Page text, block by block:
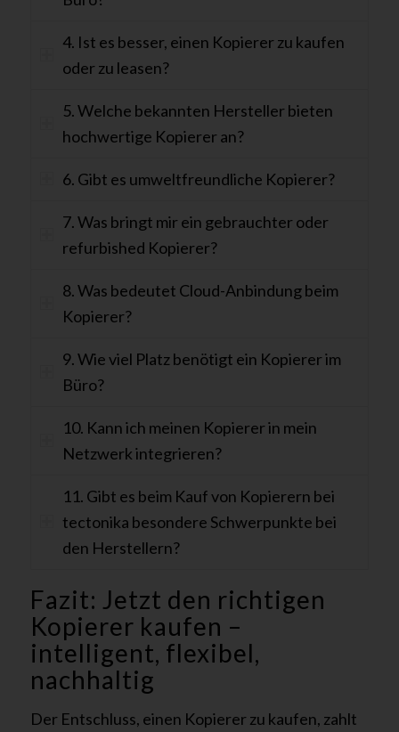
4. Ist es besser, einen Kopierer zu kaufen
oder zu leasen?
5. Welche bekannten Hersteller bieten
hochwertige Kopierer an?
6. Gibt es umweltfreundliche Kopierer?
7. Was bringt mir ein gebrauchter oder
refurbished Kopierer?
8. Was bedeutet Cloud-Anbindung beim
Kopierer?
9. Wie viel Platz benötigt ein Kopierer im
Büro?
10. Kann ich meinen Kopierer in mein
Netzwerk integrieren?
11. Gibt es beim Kauf von Kopierern bei
tectonika besondere Schwerpunkte bei
den Herstellern?
Fazit: Jetzt den richtigen
Kopierer kaufen –
intelligent, flexibel,
nachhaltig
Der Entschluss, einen Kopierer zu kaufen, zahlt